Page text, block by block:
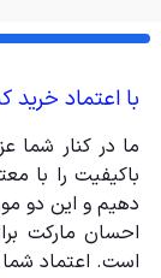
با اعتماد خرید
ما در کنار شما
باکیفیت را با
دهیم و این دو
احسان مارکت
است. اعتماد